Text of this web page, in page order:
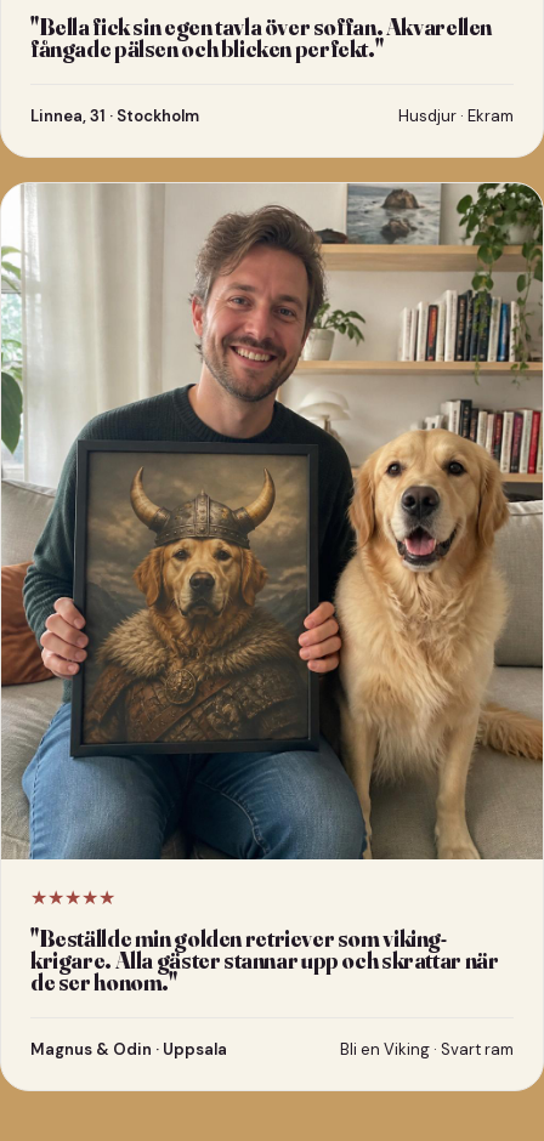
"Bella fick sin egen tavla över soffan. Akvarellen
fångade pälsen och blicken perfekt."
Linnea, 31 · Stockholm Husdjur · Ekram
★★★★★
"Beställde min golden retriever som viking-
krigare. Alla gäster stannar upp och skrattar när
de ser honom."
Magnus & Odin · Uppsala Bli en Viking · Svart ram